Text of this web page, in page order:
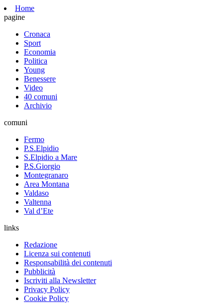
Home
pagine
Cronaca
Sport
Economia
Politica
Young
Benessere
Video
40 comuni
Archivio
comuni
Fermo
P.S.Elpidio
S.Elpidio a Mare
P.S.Giorgio
Montegranaro
Area Montana
Valdaso
Valtenna
Val d’Ete
links
Redazione
Licenza sui contenuti
Responsabilità dei contenuti
Pubblicità
Iscriviti alla Newsletter
Privacy Policy
Cookie Policy